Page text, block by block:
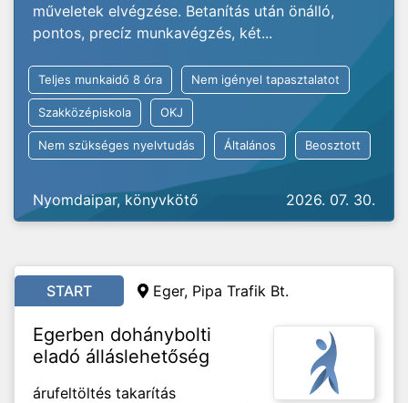
műveletek elvégzése. Betanítás után önálló,
pontos, precíz munkavégzés, két...
Teljes munkaidő 8 óra Nem igényel tapasztalatot
Szakközépiskola OKJ
Nem szükséges nyelvtudás Általános Beosztott
Nyomdaipar, könyvkötő 2026. 07. 30.
START Eger, Pipa Trafik Bt.
Egerben dohánybolti
eladó álláslehetőség
árufeltöltés takarítás